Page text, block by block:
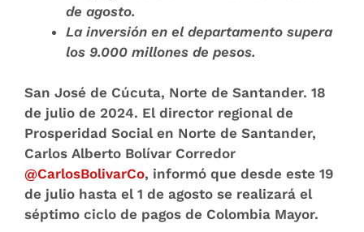
de agosto.
La inversión en el departamento supera
los 9.000 millones de pesos.
San José de Cúcuta, Norte de Santander. 18
de julio de 2024. El director regional de
Prosperidad Social en Norte de Santander,
Carlos Alberto Bolívar Corredor
@CarlosBolivarCo, informó que desde este 19
de julio hasta el 1 de agosto se realizará el
séptimo ciclo de pagos de Colombia Mayor.